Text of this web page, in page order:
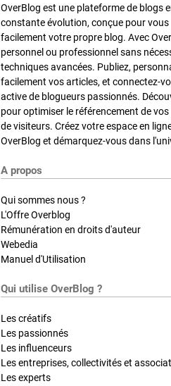
OverBlog est une plateforme de blogs
constante évolution, conçue pour
facilement votre propre blog. Avec
personnel ou professionnel sans
techniques avancées. Publiez,
facilement vos articles, et connectez-
active de blogueurs passionnés.
pour optimiser le référencement de
de visiteurs. Créez votre espace en
OverBlog et démarquez-vous dans
A propos
Qui sommes nous ?
L'Offre Overblog
Rémunération en droits d'auteur
Webedia
Manuel d'Utilisation
Qui utilise OverBlog ?
Les créatifs
Les passionnés
Les influenceurs
Les entreprises, collectivités et
Les experts